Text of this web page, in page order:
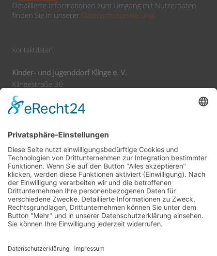
Detaillierte Informationen zum Umgang mit Nutzerdaten
finden Sie in unserer Datenschutzerklärung.
Kontaktdaten
Kinder- und Jugenddorf Klinge e. V.
Klingestraße 30
74743 Seckach
Tel:
+49 62 92 78 0
E-Mail: info@klinge-seckach.de
Bankverbindung
Sparkasse Neckartal-Odenwald
IBAN: DE63 6745 0048 0004 2031 39
BIC: SOLADES1MOS